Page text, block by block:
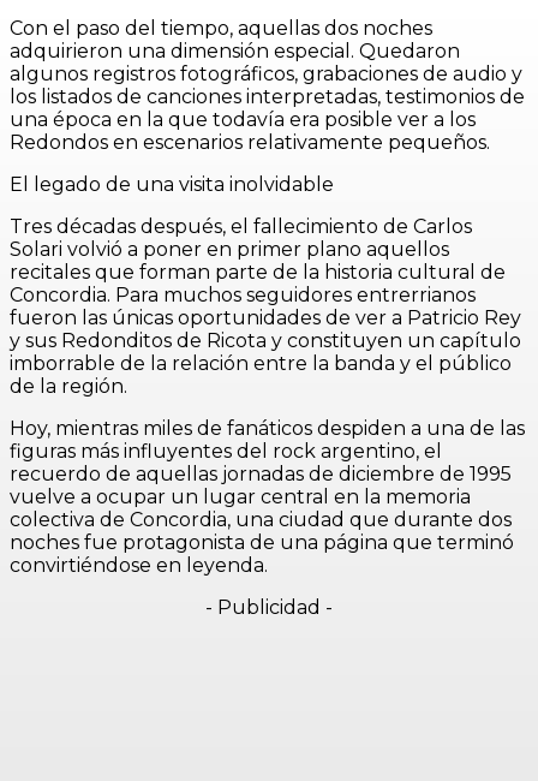
Con el paso del tiempo, aquellas dos noches
adquirieron una dimensión especial. Quedaron
algunos registros fotográficos, grabaciones de audio y
los listados de canciones interpretadas, testimonios de
una época en la que todavía era posible ver a los
Redondos en escenarios relativamente pequeños.
El legado de una visita inolvidable
Tres décadas después, el fallecimiento de Carlos
Solari volvió a poner en primer plano aquellos
recitales que forman parte de la historia cultural de
Concordia. Para muchos seguidores entrerrianos
fueron las únicas oportunidades de ver a Patricio Rey
y sus Redonditos de Ricota y constituyen un capítulo
imborrable de la relación entre la banda y el público
de la región.
Hoy, mientras miles de fanáticos despiden a una de las
figuras más influyentes del rock argentino, el
recuerdo de aquellas jornadas de diciembre de 1995
vuelve a ocupar un lugar central en la memoria
colectiva de Concordia, una ciudad que durante dos
noches fue protagonista de una página que terminó
convirtiéndose en leyenda.
- Publicidad -